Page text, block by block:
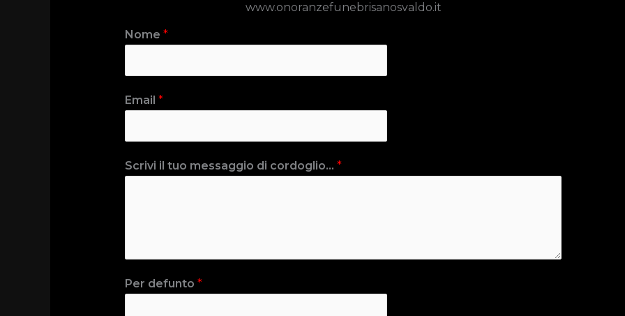
www.onoranzefunebrisanosvaldo.it
Nome *
Email *
Scrivi il tuo messaggio di cordoglio... *
Per defunto *